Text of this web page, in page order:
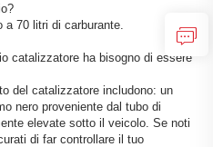
70 litri di carburante.
catalizzatore ha bisogno di essere
del catalizzatore includono: un
nero proveniente dal tubo di
elevate sotto il veicolo. Se noti
di far controllare il tuo